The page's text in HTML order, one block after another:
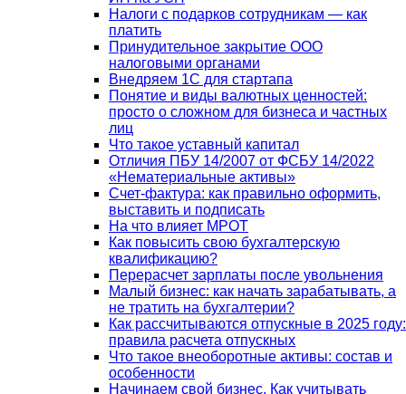
Налоги с подарков сотрудникам — как
платить
Принудительное закрытие ООО
налоговыми органами
Внедряем 1С для стартапа
Понятие и виды валютных ценностей:
просто о сложном для бизнеса и частных
лиц
Что такое уставный капитал
Отличия ПБУ 14/2007 от ФСБУ 14/2022
«Нематериальные активы»
Счет-фактура: как правильно оформить,
выставить и подписать
На что влияет МРОТ
Как повысить свою бухгалтерскую
квалификацию?
Перерасчет зарплаты после увольнения
Малый бизнес: как начать зарабатывать, а
не тратить на бухгалтерии?
Как рассчитываются отпускные в 2025 году:
правила расчета отпускных
Что такое внеоборотные активы: состав и
особенности
Начинаем свой бизнес. Как учитывать